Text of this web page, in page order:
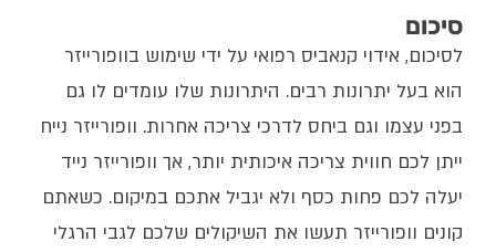
סיכום
לסיכום, אידוי קנאביס רפואי על ידי שימוש בוופורייזר
הוא בעל יתרונות רבים. היתרונות שלו עומדים לו גם
בפני עצמו וגם ביחס לדרכי צריכה אחרות. וופורייזר נייח
ייתן לכם חווית צריכה איכותית יותר, אך וופורייזר נייד
יעלה לכם פחות כסף ולא יגביל אתכם במיקום. כשאתם
קונים וופורייזר תעשו את השיקולים שלכם לגבי הרגלי